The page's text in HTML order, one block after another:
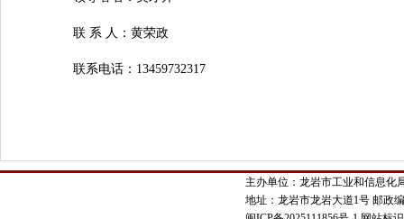
联 系 人：黄荣政
联系电话：13459732317